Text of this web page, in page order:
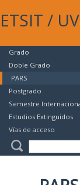
ETSIT /
Grado
Doble Grado
PARS
Postgrado
Semestre
Estudios Extinguidos
Vías de acceso